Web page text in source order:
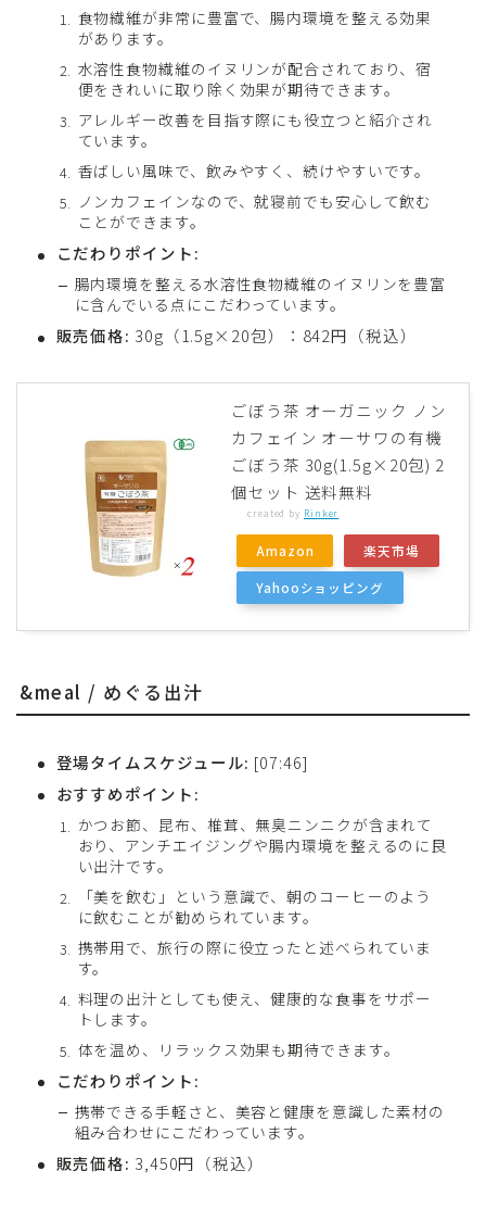
食物繊維が非常に豊富で、腸内環境を整える効果
があります。
水溶性食物繊維のイヌリンが配合されており、宿
便をきれいに取り除く効果が期待できます。
アレルギー改善を目指す際にも役立つと紹介され
ています。
香ばしい風味で、飲みやすく、続けやすいです。
ノンカフェインなので、就寝前でも安心して飲む
ことができます。
こだわりポイント:
腸内環境を整える水溶性食物繊維のイヌリンを豊富
に含んでいる点にこだわっています。
販売価格: 30g（1.5g×20包）：842円（税込）
ごぼう茶 オーガニック ノン
カフェイン オーサワの有機
ごぼう茶 30g(1.5g×20包) 2
個セット 送料無料
created by Rinker
Amazon 楽天市場
Yahooショッピング
&meal / めぐる出汁
登場タイムスケジュール: [07:46]
おすすめポイント:
かつお節、昆布、椎茸、無臭ニンニクが含まれて
おり、アンチエイジングや腸内環境を整えるのに良
い出汁です。
「美を飲む」という意識で、朝のコーヒーのよう
に飲むことが勧められています。
携帯用で、旅行の際に役立ったと述べられていま
す。
料理の出汁としても使え、健康的な食事をサポー
トします。
体を温め、リラックス効果も期待できます。
こだわりポイント:
携帯できる手軽さと、美容と健康を意識した素材の
組み合わせにこだわっています。
販売価格: 3,450円（税込）